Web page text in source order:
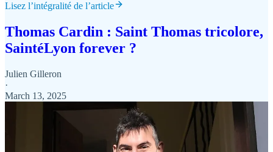
Lisez l’intégralité de l’article
Thomas Cardin : Saint Thomas tricolore,
SaintéLyon forever ?
Julien Gilleron
·
March 13, 2025